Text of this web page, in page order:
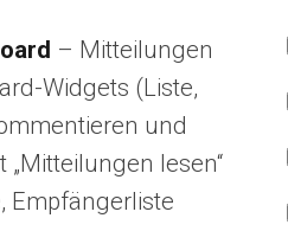
– Mitteilungen
Widgets (Liste,
und
lesen“
Empfängerliste